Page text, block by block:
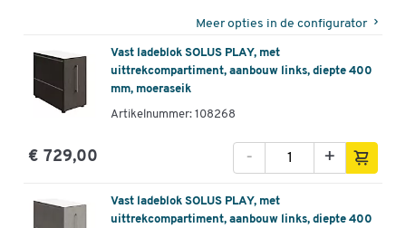
Meer opties in de configurator
Vast ladeblok SOLUS PLAY, met
uittrekcompartiment, aanbouw links, diepte 400
mm, moeraseik
Artikelnummer: 108268
€ 729,00 +
-
Vast ladeblok SOLUS PLAY, met
uittrekcompartiment, aanbouw links, diepte 400